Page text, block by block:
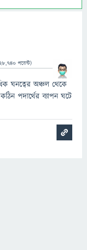
পয়েন্ট)
ঘনত্বের অঞ্চল থেকে
পদার্থের ব্যাপন ঘটে